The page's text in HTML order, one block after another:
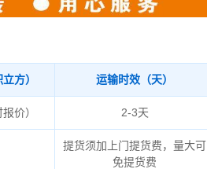
方） 运输时效（天）
价） 2-3天
提货须加上门提货费，量大可
免提货费